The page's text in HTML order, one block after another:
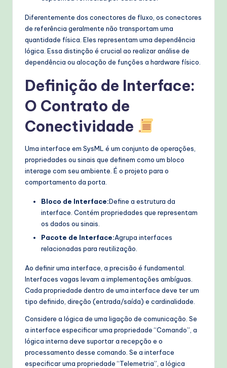
Diferentemente dos conectores de fluxo, os conectores
de referência geralmente não transportam uma
quantidade física. Eles representam uma dependência
lógica. Essa distinção é crucial ao realizar análise de
dependência ou alocação de funções a hardware físico.
Definição de Interface:
O Contrato de
Conectividade
Uma interface em SysML é um conjunto de operações,
propriedades ou sinais que definem como um bloco
interage com seu ambiente. É o projeto para o
comportamento da porta.
Bloco de Interface:Define a estrutura da
interface. Contém propriedades que representam
os dados ou sinais.
Pacote de Interface:Agrupa interfaces
relacionadas para reutilização.
Ao definir uma interface, a precisão é fundamental.
Interfaces vagas levam a implementações ambíguas.
Cada propriedade dentro de uma interface deve ter um
tipo definido, direção (entrada/saída) e cardinalidade.
Considere a lógica de uma ligação de comunicação. Se
a interface especificar uma propriedade “Comando”, a
lógica interna deve suportar a recepção e o
processamento desse comando. Se a interface
especificar uma propriedade “Telemetria”, a lógica